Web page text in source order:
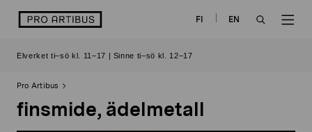
logo FI
EN
Elverket ti–sö kl. 11–17 | Sinne ti–sö kl. 12–17
Pro Artibus
finsmide, ädelmetall